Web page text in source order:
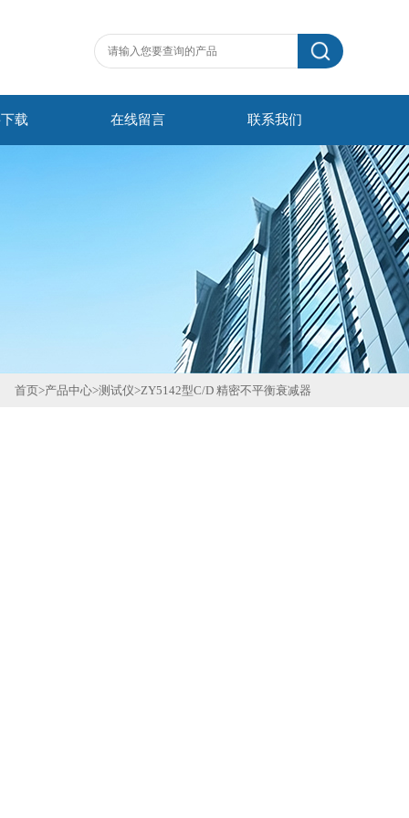
载 在线留言 联系我们
首页>产品中心>测试仪>ZY5142型C/D 精密不平衡衰减器